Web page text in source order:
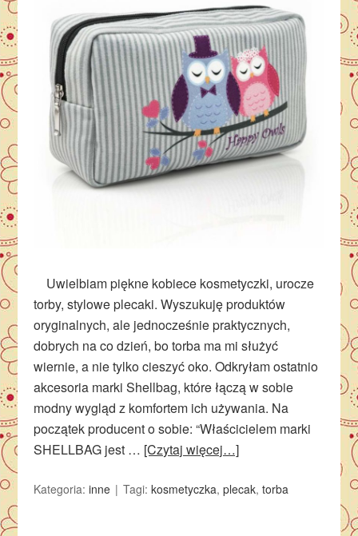
Uwielbiam piękne kobiece kosmetyczki, urocze
torby, stylowe plecaki. Wyszukuję produktów
oryginalnych, ale jednocześnie praktycznych,
dobrych na co dzień, bo torba ma mi służyć
wiernie, a nie tylko cieszyć oko. Odkryłam ostatnio
akcesoria marki Shellbag, które łączą w sobie
modny wygląd z komfortem ich używania. Na
początek producent o sobie: “Właścicielem marki
SHELLBAG jest … [Czytaj więcej…]
Kategoria:inne Tagi:kosmetyczka,plecak,torba